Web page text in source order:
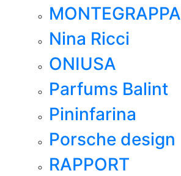
MONTEGRAPPA
Nina Ricci
ONIUSA
Parfums Balint
Pininfarina
Porsche design
RAPPORT